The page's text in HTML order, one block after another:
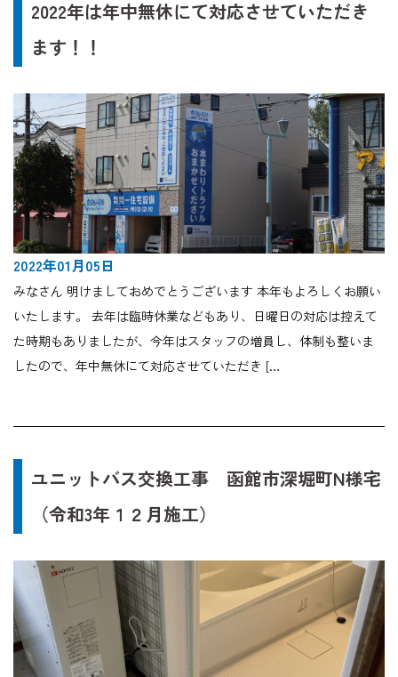
2022年は年中無休にて対応させていただき
ます！！
2022年01月05日
みなさん 明けましておめでとうございます 本年もよろしくお願い
いたします。 去年は臨時休業などもあり、日曜日の対応は控えて
た時期もありましたが、今年はスタッフの増員し、体制も整いま
したので、年中無休にて対応させていただき […
ユニットバス交換工事 函館市深堀町N様宅
（令和3年１２月施工）